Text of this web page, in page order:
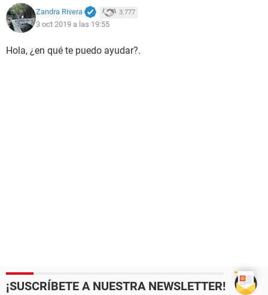
Zandra Rivera 3.777
3 oct 2019 a las 19:55
Hola, ¿en qué te puedo ayudar?.
¡SUSCRÍBETE A NUESTRA NEWSLETTER!